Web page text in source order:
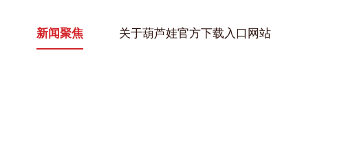
新闻聚焦 关于葫芦娃官方下载入口网站